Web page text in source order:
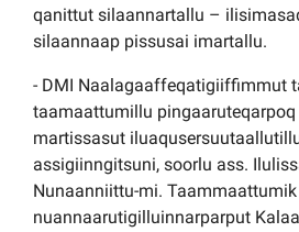
qanittut silaannartallu –
silaannaap pissusai imartallu.
- DMI Naalagaaffeqatigiiffimmut
taamaattumillu
martissasut
assigiinngitsuni, soorlu ass.
Nunaanniittu-mi. Taammaattumik
nuannaarutigilluinnarparput